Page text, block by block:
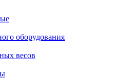
оборудования
весов